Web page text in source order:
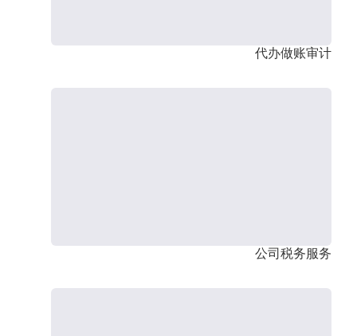
代办做账审计
公司税务服务